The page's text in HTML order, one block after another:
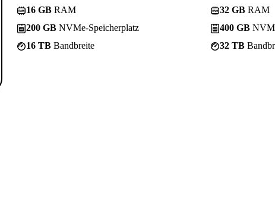
16 GB RAM
200 GB NVMe-Speicherplatz
16 TB Bandbreite
32 GB RAM
400 GB
32 TB